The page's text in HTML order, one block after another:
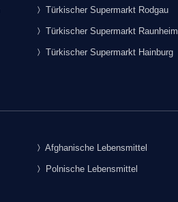
Türkischer Supermarkt Rodgau
Türkischer Supermarkt Raunheim
Türkischer Supermarkt Hainburg
Afghanische Lebensmittel
Polnische Lebensmittel